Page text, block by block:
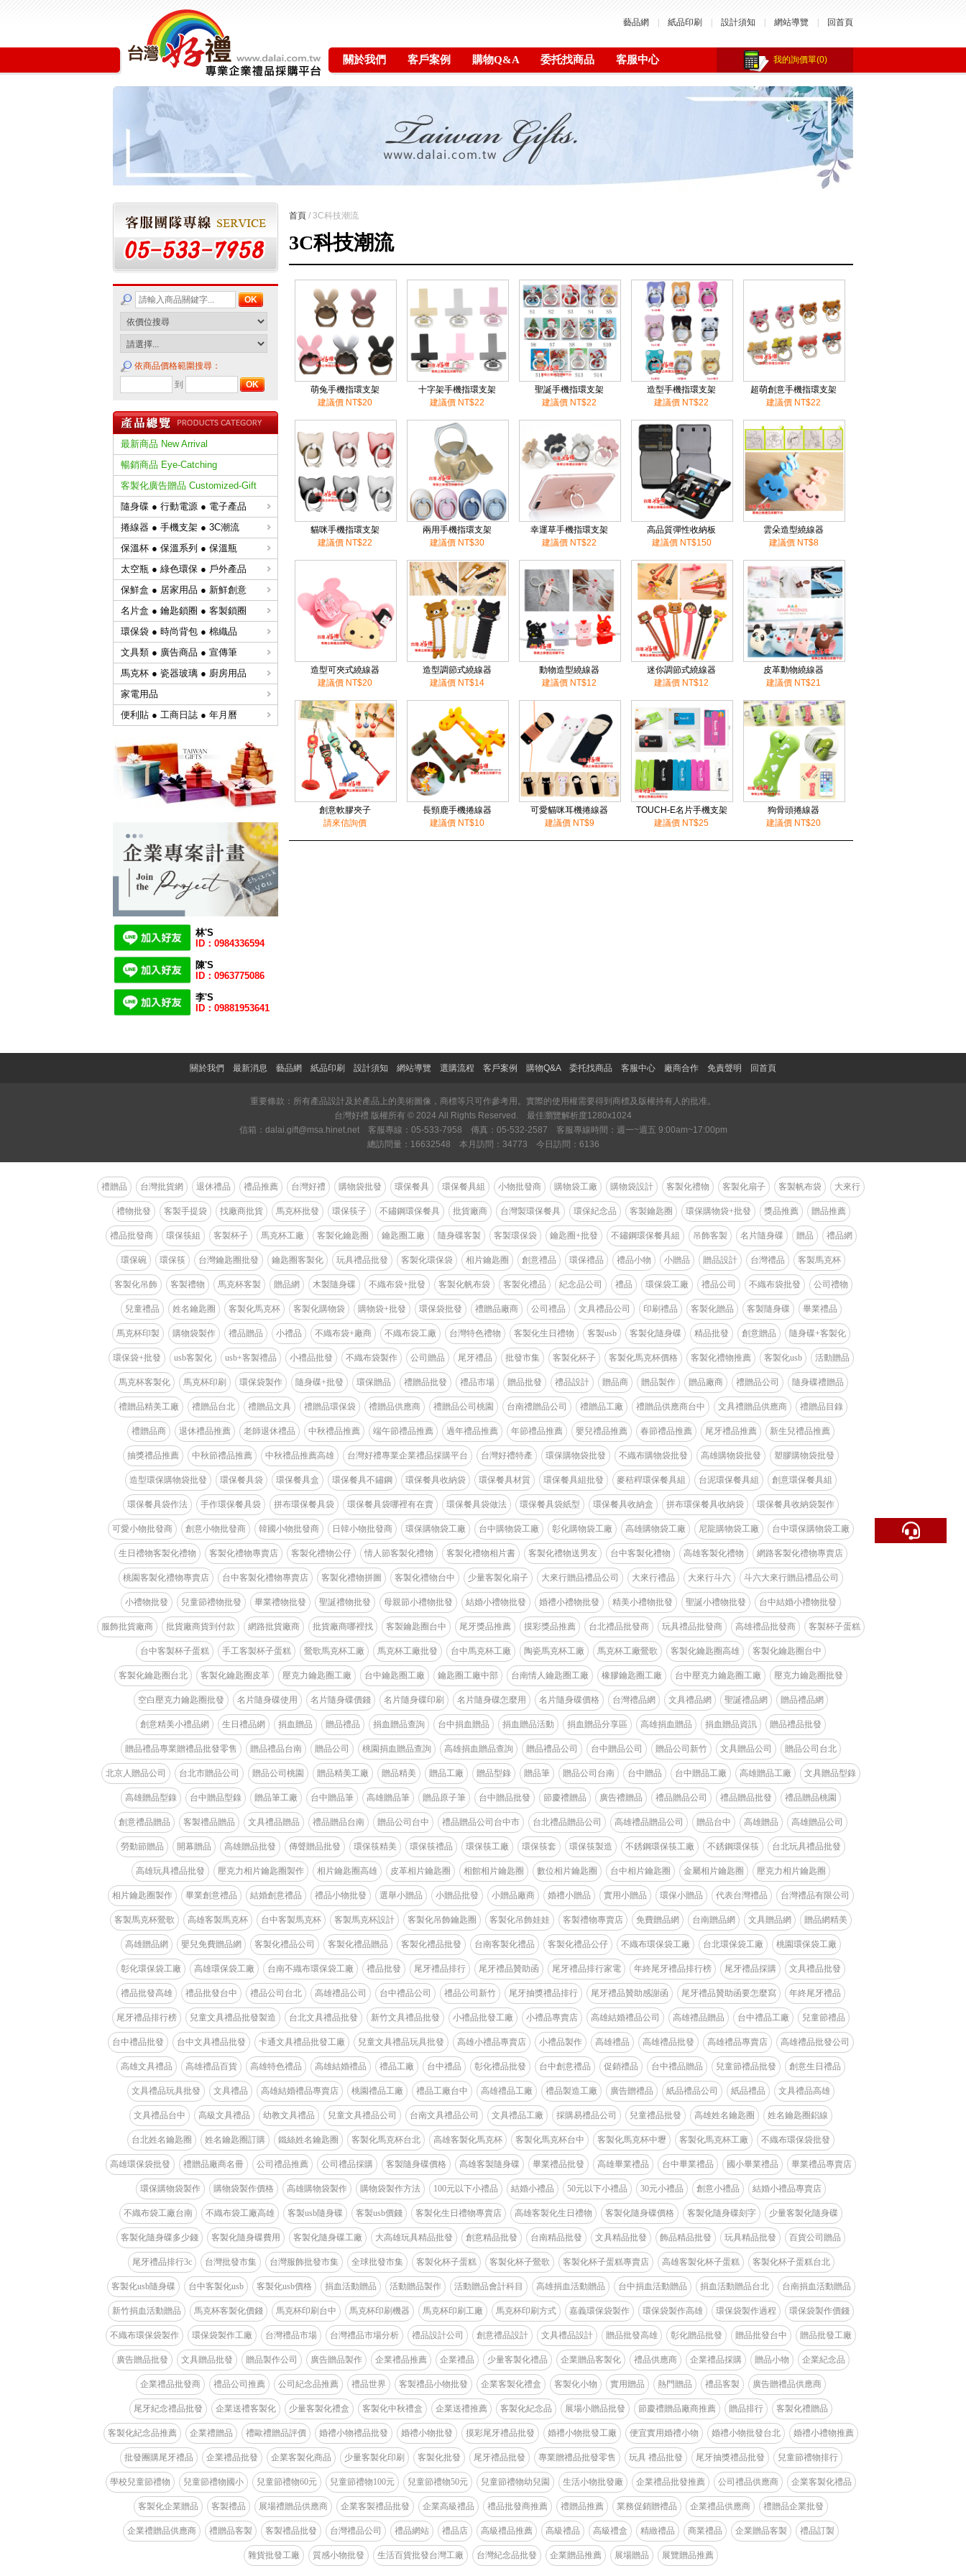
藝品網 紙品印刷 設計須知 網站導覽 回首頁
關於我們 客戶案例 購物Q&A 委托找商品 客服中心 我的詢價單(0)
依商品價格範圍搜尋：
到
最新商品 New Arrival
暢銷商品 Eye-Catching
客製化廣告贈品 Customized-Gift
隨身碟 ● 行動電源 ● 電子產品
捲線器 ● 手機支架 ● 3C潮流
保溫杯 ● 保溫系列 ● 保溫瓶
太空瓶 ● 綠色環保 ● 戶外產品
保鮮盒 ● 居家用品 ● 新鮮創意
名片盒 ● 鑰匙鎖圈 ● 客製鎖圈
環保袋 ● 時尚背包 ● 棉織品
文具類 ● 廣告商品 ● 宣傳筆
馬克杯 ● 瓷器玻璃 ● 廚房用品
家電用品
便利貼 ● 工商日誌 ● 年月曆
林'S
ID：0984336594
陳'S
ID：0963775086
李'S
ID：09881953641
首頁 / 3C科技潮流
3C科技潮流
萌兔手機指環支架
建議價 NT$20
十字架手機指環支架
建議價 NT$22
聖誕手機指環支架
建議價 NT$22
造型手機指環支架
建議價 NT$22
超萌創意手機指環支架
建議價 NT$22
貓咪手機指環支架
建議價 NT$22
兩用手機指環支架
建議價 NT$30
幸運草手機指環支架
建議價 NT$22
高品質彈性收納板
建議價 NT$150
雲朵造型繞線器
建議價 NT$8
造型可夾式繞線器
建議價 NT$20
造型調節式繞線器
建議價 NT$14
動物造型繞線器
建議價 NT$12
迷你調節式繞線器
建議價 NT$12
皮革動物繞線器
建議價 NT$21
創意軟膠夾子
請來信詢價
長頸鹿手機捲線器
建議價 NT$10
可愛貓咪耳機捲線器
建議價 NT$9
TOUCH-E名片手機支架
建議價 NT$25
狗骨頭捲線器
建議價 NT$20
關於我們 最新消息 藝品網 紙品印刷 設計須知 網站導覽 選購流程 客戶案例 購物Q&A 委托找商品 客服中心 廠商合作 免責聲明 回首頁
重要條款：所有產品設計及於產品上的美術圖像，商標等只可作參考用。實際的使用權需要得到商標及版權持有人的批准。
台灣好禮 版權所有 © 2024 All Rights Reserved. 最佳瀏覽解析度1280x1024
信箱：dalai.gift@msa.hinet.net 客服專線：05-533-7958 傳真：05-532-2587 客服專線時間：週一~週五 9:00am~17:00pm
總訪問量：16632548 本月訪問：34773 今日訪問：6136
禮贈品 台灣批貨網 退休禮品 禮品推薦 台灣好禮 購物袋批發 環保餐具 環保餐具組 小物批發商 購物袋工廠 購物袋設計 客製化禮物 客製化扇子 客製帆布袋 大來行
禮物批發 客製手提袋 找廠商批貨 馬克杯批發 環保筷子 不鏽鋼環保餐具 批貨廠商 台灣製環保餐具 環保紀念品 客製鑰匙圈 環保購物袋+批發 獎品推薦 贈品推薦
禮品批發商 環保筷組 客製杯子 馬克杯工廠 客製化鑰匙圈 鑰匙圈工廠 隨身碟客製 客製環保袋 鑰匙圈+批發 不鏽鋼環保餐具組 吊飾客製 名片隨身碟 贈品 禮品網
環保碗 環保筷 台灣鑰匙圈批發 鑰匙圈客製化 玩具禮品批發 客製化環保袋 相片鑰匙圈 創意禮品 環保禮品 禮品小物 小贈品 贈品設計 台灣禮品 客製馬克杯
客製化吊飾 客製禮物 馬克杯客製 贈品網 木製隨身碟 不織布袋+批發 客製化帆布袋 客製化禮品 紀念品公司 禮品 環保袋工廠 禮品公司 不織布袋批發 公司禮物
兒童禮品 姓名鑰匙圈 客製化馬克杯 客製化購物袋 購物袋+批發 環保袋批發 禮贈品廠商 公司禮品 文具禮品公司 印刷禮品 客製化贈品 客製隨身碟 畢業禮品
馬克杯印製 購物袋製作 禮品贈品 小禮品 不織布袋+廠商 不織布袋工廠 台灣特色禮物 客製化生日禮物 客製usb 客製化隨身碟 精品批發 創意贈品 隨身碟+客製化
環保袋+批發 usb客製化 usb+客製禮品 小禮品批發 不織布袋製作 公司贈品 尾牙禮品 批發市集 客製化杯子 客製化馬克杯價格 客製化禮物推薦 客製化usb 活動贈品
馬克杯客製化 馬克杯印刷 環保袋製作 隨身碟+批發 環保贈品 禮贈品批發 禮品市場 贈品批發 禮品設計 贈品商 贈品製作 贈品廠商 禮贈品公司 隨身碟禮贈品
禮贈品精美工廠 禮贈品台北 禮贈品文具 禮贈品環保袋 禮贈品供應商 禮贈品公司桃園 台南禮贈品公司 禮贈品工廠 禮贈品供應商台中 文具禮贈品供應商 禮贈品目錄
禮贈品商 退休禮品推薦 老師退休禮品 中秋禮品推薦 端午節禮品推薦 過年禮品推薦 年節禮品推薦 嬰兒禮品推薦 春節禮品推薦 尾牙禮品推薦 新生兒禮品推薦
抽獎禮品推薦 中秋節禮品推薦 中秋禮品推薦高雄 台灣好禮專業企業禮品採購平台 台灣好禮特產 環保購物袋批發 不織布購物袋批發 高雄購物袋批發 塑膠購物袋批發
造型環保購物袋批發 環保餐具袋 環保餐具盒 環保餐具不鏽鋼 環保餐具收納袋 環保餐具材質 環保餐具組批發 麥秸稈環保餐具組 台泥環保餐具組 創意環保餐具組
環保餐具袋作法 手作環保餐具袋 拼布環保餐具袋 環保餐具袋哪裡有在賣 環保餐具袋做法 環保餐具袋紙型 環保餐具收納盒 拼布環保餐具收納袋 環保餐具收納袋製作
可愛小物批發商 創意小物批發商 韓國小物批發商 日韓小物批發商 環保購物袋工廠 台中購物袋工廠 彰化購物袋工廠 高雄購物袋工廠 尼龍購物袋工廠 台中環保購物袋工廠
生日禮物客製化禮物 客製化禮物專賣店 客製化禮物公仔 情人節客製化禮物 客製化禮物相片書 客製化禮物送男友 台中客製化禮物 高雄客製化禮物 網路客製化禮物專賣店
桃園客製化禮物專賣店 台中客製化禮物專賣店 客製化禮物拼圖 客製化禮物台中 少量客製化扇子 大來行贈品禮品公司 大來行禮品 大來行斗六 斗六大來行贈品禮品公司
小禮物批發 兒童節禮物批發 畢業禮物批發 聖誕禮物批發 母親節小禮物批發 結婚小禮物批發 婚禮小禮物批發 精美小禮物批發 聖誕小禮物批發 台中結婚小禮物批發
服飾批貨廠商 批貨廠商貨到付款 網路批貨廠商 批貨廠商哪裡找 客製鑰匙圈台中 尾牙獎品推薦 摸彩獎品推薦 台北禮品批發商 玩具禮品批發商 高雄禮品批發商 客製杯子蛋糕
台中客製杯子蛋糕 手工客製杯子蛋糕 鶯歌馬克杯工廠 馬克杯工廠批發 台中馬克杯工廠 陶瓷馬克杯工廠 馬克杯工廠鶯歌 客製化鑰匙圈高雄 客製化鑰匙圈台中
客製化鑰匙圈台北 客製化鑰匙圈皮革 壓克力鑰匙圈工廠 台中鑰匙圈工廠 鑰匙圈工廠中部 台南情人鑰匙圈工廠 橡膠鑰匙圈工廠 台中壓克力鑰匙圈工廠 壓克力鑰匙圈批發
空白壓克力鑰匙圈批發 名片隨身碟使用 名片隨身碟價錢 名片隨身碟印刷 名片隨身碟怎麼用 名片隨身碟價格 台灣禮品網 文具禮品網 聖誕禮品網 贈品禮品網
創意精美小禮品網 生日禮品網 捐血贈品 贈品禮品 捐血贈品查詢 台中捐血贈品 捐血贈品活動 捐血贈品分享區 高雄捐血贈品 捐血贈品資訊 贈品禮品批發
贈品禮品專業贈禮品批發零售 贈品禮品台南 贈品公司 桃園捐血贈品查詢 高雄捐血贈品查詢 贈品禮品公司 台中贈品公司 贈品公司新竹 文具贈品公司 贈品公司台北
北京人贈品公司 台北市贈品公司 贈品公司桃園 贈品精美工廠 贈品精美 贈品工廠 贈品型錄 贈品筆 贈品公司台南 台中贈品 台中贈品工廠 高雄贈品工廠 文具贈品型錄
高雄贈品型錄 台中贈品型錄 贈品筆工廠 台中贈品筆 高雄贈品筆 贈品原子筆 台中贈品批發 節慶禮贈品 廣告禮贈品 禮品贈品公司 禮品贈品批發 禮品贈品桃園
創意禮品贈品 客製禮品贈品 文具禮品贈品 禮品贈品台南 贈品公司台中 禮品贈品公司台中市 台北禮品贈品公司 高雄禮品贈品公司 贈品台中 高雄贈品 高雄贈品公司
勞動節贈品 開幕贈品 高雄贈品批發 傳聲贈品批發 環保筷精美 環保筷禮品 環保筷工廠 環保筷套 環保筷製造 不銹鋼環保筷工廠 不銹鋼環保筷 台北玩具禮品批發
高雄玩具禮品批發 壓克力相片鑰匙圈製作 相片鑰匙圈高雄 皮革相片鑰匙圈 相館相片鑰匙圈 數位相片鑰匙圈 台中相片鑰匙圈 金屬相片鑰匙圈 壓克力相片鑰匙圈
相片鑰匙圈製作 畢業創意禮品 結婚創意禮品 禮品小物批發 選舉小贈品 小贈品批發 小贈品廠商 婚禮小贈品 實用小贈品 環保小贈品 代表台灣禮品 台灣禮品有限公司
客製馬克杯鶯歌 高雄客製馬克杯 台中客製馬克杯 客製馬克杯設計 客製化吊飾鑰匙圈 客製化吊飾娃娃 客製禮物專賣店 免費贈品網 台南贈品網 文具贈品網 贈品網精美
高雄贈品網 嬰兒免費贈品網 客製化禮品公司 客製化禮品贈品 客製化禮品批發 台南客製化禮品 客製化禮品公仔 不織布環保袋工廠 台北環保袋工廠 桃園環保袋工廠
彰化環保袋工廠 高雄環保袋工廠 台南不織布環保袋工廠 禮品批發 尾牙禮品排行 尾牙禮品贊助函 尾牙禮品排行家電 年終尾牙禮品排行榜 尾牙禮品採購 文具禮品批發
禮品批發高雄 禮品批發台中 禮品公司台北 高雄禮品公司 台中禮品公司 禮品公司新竹 尾牙抽獎禮品排行 尾牙禮品贊助感謝函 尾牙禮品贊助函要怎麼寫 年終尾牙禮品
尾牙禮品排行榜 兒童文具禮品批發製造 台北文具禮品批發 新竹文具禮品批發 小禮品批發工廠 小禮品專賣店 高雄結婚禮品公司 高雄禮品贈品 台中禮品工廠 兒童節禮品
台中禮品批發 台中文具禮品批發 卡通文具禮品批發工廠 兒童文具禮品玩具批發 高雄小禮品專賣店 小禮品製作 高雄禮品 高雄禮品批發 高雄禮品專賣店 高雄禮品批發公司
高雄文具禮品 高雄禮品百貨 高雄特色禮品 高雄結婚禮品 禮品工廠 台中禮品 彰化禮品批發 台中創意禮品 促銷禮品 台中禮品贈品 兒童節禮品批發 創意生日禮品
文具禮品玩具批發 文具禮品 高雄結婚禮品專賣店 桃園禮品工廠 禮品工廠台中 高雄禮品工廠 禮品製造工廠 廣告贈禮品 紙品禮品公司 紙品禮品 文具禮品高雄
文具禮品台中 高級文具禮品 幼教文具禮品 兒童文具禮品公司 台南文具禮品公司 文具禮品工廠 採購易禮品公司 兒童禮品批發 高雄姓名鑰匙圈 姓名鑰匙圈鋁線
台北姓名鑰匙圈 姓名鑰匙圈訂購 鐵絲姓名鑰匙圈 客製化馬克杯台北 高雄客製化馬克杯 客製化馬克杯台中 客製化馬克杯中壢 客製化馬克杯工廠 不織布環保袋批發
高雄環保袋批發 禮贈品廠商名冊 公司禮品推薦 公司禮品採購 客製隨身碟價格 高雄客製隨身碟 畢業禮品批發 高雄畢業禮品 台中畢業禮品 國小畢業禮品 畢業禮品專賣店
環保購物袋製作 購物袋製作價格 高雄購物袋製作 購物袋製作方法 100元以下小禮品 結婚小禮品 50元以下小禮品 30元小禮品 創意小禮品 結婚小禮品專賣店
不織布袋工廠台南 不織布袋工廠高雄 客製usb隨身碟 客製usb價錢 客製化生日禮物專賣店 高雄客製化生日禮物 客製化隨身碟價格 客製化隨身碟刻字 少量客製化隨身碟
客製化隨身碟多少錢 客製化隨身碟費用 客製化隨身碟工廠 大高雄玩具精品批發 創意精品批發 台南精品批發 文具精品批發 飾品精品批發 玩具精品批發 百貨公司贈品
尾牙禮品排行3c 台灣批發市集 台灣服飾批發市集 全球批發市集 客製化杯子蛋糕 客製化杯子鶯歌 客製化杯子蛋糕專賣店 高雄客製化杯子蛋糕 客製化杯子蛋糕台北
客製化usb隨身碟 台中客製化usb 客製化usb價格 捐血活動贈品 活動贈品製作 活動贈品會計科目 高雄捐血活動贈品 台中捐血活動贈品 捐血活動贈品台北 台南捐血活動贈品
新竹捐血活動贈品 馬克杯客製化價錢 馬克杯印刷台中 馬克杯印刷機器 馬克杯印刷工廠 馬克杯印刷方式 嘉義環保袋製作 環保袋製作高雄 環保袋製作過程 環保袋製作價錢
不織布環保袋製作 環保袋製作工廠 台灣禮品市場 台灣禮品市場分析 禮品設計公司 創意禮品設計 文具禮品設計 贈品批發高雄 彰化贈品批發 贈品批發台中 贈品批發工廠
廣告贈品批發 文具贈品批發 贈品製作公司 廣告贈品製作 企業禮品推薦 企業禮品 少量客製化禮品 企業贈品客製化 禮品供應商 企業禮品採購 贈品小物 企業紀念品
企業禮品批發商 禮品公司推薦 公司紀念品推薦 禮品世界 客製禮品小物批發 企業客製化禮盒 客製化小物 實用贈品 熱門贈品 禮品客製 廣告贈禮品供應商
尾牙紀念禮品批發 企業送禮客製化 少量客製化禮盒 客製化中秋禮盒 企業送禮推薦 客製化紀念品 展場小贈品批發 節慶禮贈品廠商推薦 贈品排行 客製化禮贈品
客製化紀念品推薦 企業禮贈品 禮歐禮贈品評價 婚禮小物禮品批發 婚禮小物批發 摸彩尾牙禮品批發 婚禮小物批發工廠 便宜實用婚禮小物 婚禮小物批發台北 婚禮小禮物推薦
批發團購尾牙禮品 企業禮品批發 企業客製化商品 少量客製化印刷 客製化批發 尾牙禮品批發 專業贈禮品批發零售 玩具 禮品批發 尾牙抽獎禮品批發 兒童節禮物排行
學校兒童節禮物 兒童節禮物國小 兒童節禮物60元 兒童節禮物100元 兒童節禮物50元 兒童節禮物幼兒園 生活小物批發廠 企業禮品批發推薦 公司禮品供應商 企業客製化禮品
客製化企業贈品 客製禮品 展場禮贈品供應商 企業客製禮品批發 企業高級禮品 禮品批發商推薦 禮贈品推薦 業務促銷贈禮品 企業禮品供應商 禮贈品企業批發
企業禮贈品供應商 禮贈品客製 客製禮品批發 台灣禮品公司 禮品網站 禮品店 高級禮品推薦 高級禮品 高級禮盒 精緻禮品 商業禮品 企業贈品客製 禮品訂製
雜貨批發工廠 質感小物批發 生活百貨批發台灣工廠 台灣紀念品批發 企業贈品推薦 展場贈品 展覽贈品推薦